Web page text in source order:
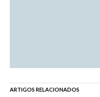
ARTIGOS RELACIONADOS